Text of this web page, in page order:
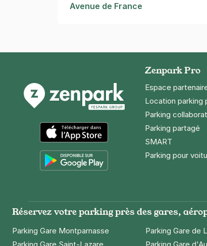
Avenue de France
App Store
Zenpark Pro
Espace
Location parking
Parking
Parking partagé
SMART
Parking pour
Réservez votre parking près des gares,
Parking Gare Montparnasse Parking Gare de